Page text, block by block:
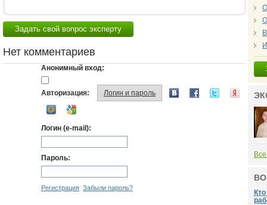
Задать свой вопрос эксперту
Нет комментариев
Анонимный вход:
Авторизация: Логин и пароль
Логин (e-mail):
Пароль:
Регистрация Забыли пароль?